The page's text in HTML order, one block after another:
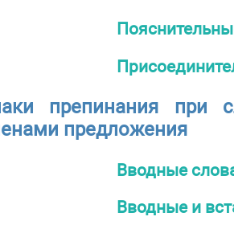
препинания при
предложения
Вводные
Вводные и